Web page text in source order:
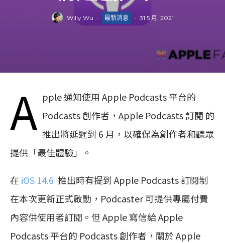
Willy Wu · 最新消息 · 31 5 月, 2021
A pple 通知使用 Apple Podcasts 平台的
Podcasts 創作者，Apple Podcasts 訂閱 的
推出將延遲到 6 月，以確保為創作者和聽眾
提供「最佳體驗」。
在 iOS 14.6 推出時有提到 Apple Podcasts 訂閱制
在本次更新正式啟動，Podcaster 可提供專屬付費
內容供使用者訂閱。但 Apple 寫信給 Apple
Podcasts 平台的 Podcasts 創作者，關於 Apple